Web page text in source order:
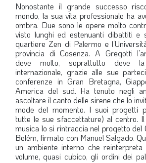
Nonostante il grande successo
mondo, la sua vita professionale ha
ombra. Due sono le opere molto
visto lunghi ed estenuanti dibattiti e
quartiere Zen di Palermo e
provincia di Cosenza. A Gregotti
deve molto, soprattutto deve
internazionale, grazie alle sue
conferenze in Gran Bretagna,
America del sud. Ha tenuto negli
ascoltare il canto delle sirene che lo
mode del momento. I suoi progetti
tutte le sue sfaccettature) al centro.
musica lo si rintraccia nel progetto del
Belém, firmato con Manuel Salgado.
un ambiente interno che
volume, quasi cubico, gli ordini dei